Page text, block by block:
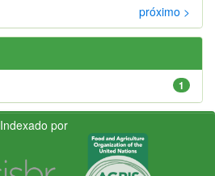
próximo >
1
Indexado por